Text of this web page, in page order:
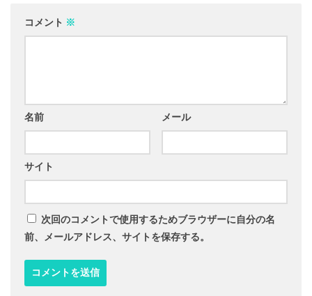
コメント ※
名前 メール
サイト
次回のコメントで使用するためブラウザーに自分の名
前、メールアドレス、サイトを保存する。